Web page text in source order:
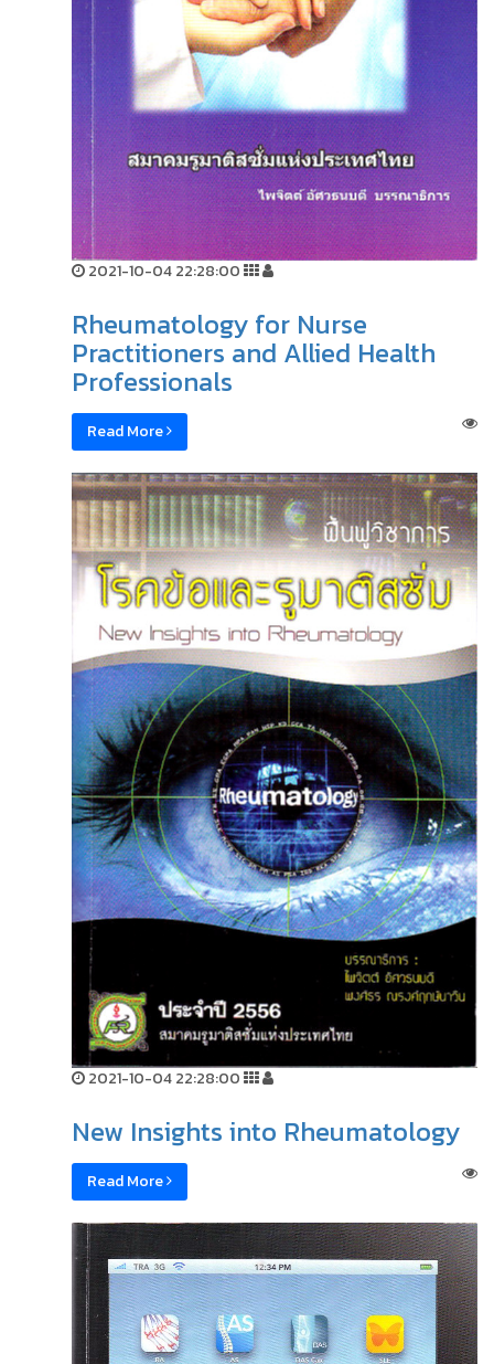
2021-10-04 22:28:00
Rheumatology for Nurse
Practitioners and Allied Health
Professionals
Read More
2021-10-04 22:28:00
New Insights into Rheumatology
Read More